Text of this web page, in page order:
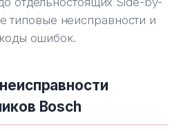
типовые неисправности и
коды ошибок.
Bosch